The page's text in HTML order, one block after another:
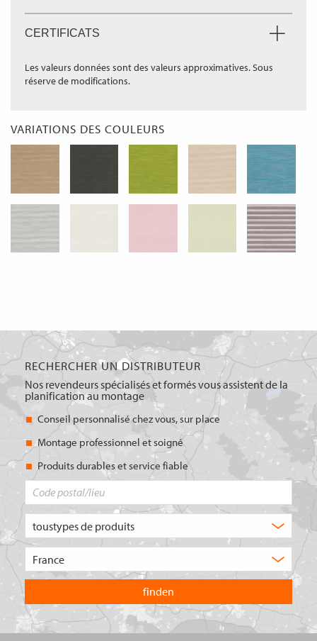
CERTIFICATS
Les valeurs données sont des valeurs approximatives. Sous
réserve de modifications.
VARIATIONS DES COULEURS
RECHERCHER UN DISTRIBUTEUR
Nos revendeurs spécialisés et formés vous assistent de la
planification au montage
Conseil personnalisé chez vous, sur place
Montage professionnel et soigné
Produits durables et service fiable
de
recherchez-
vous
?
pays
dans
lequel
vous
souhaitez